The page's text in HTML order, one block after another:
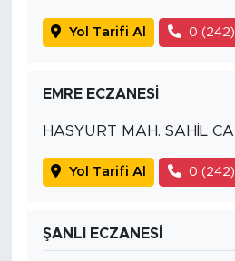
Yol Tarifi Al 0
EMRE ECZANESİ
HASYURT MAH. SAHİL
Yol Tarifi Al 0
ŞANLI ECZANESİ